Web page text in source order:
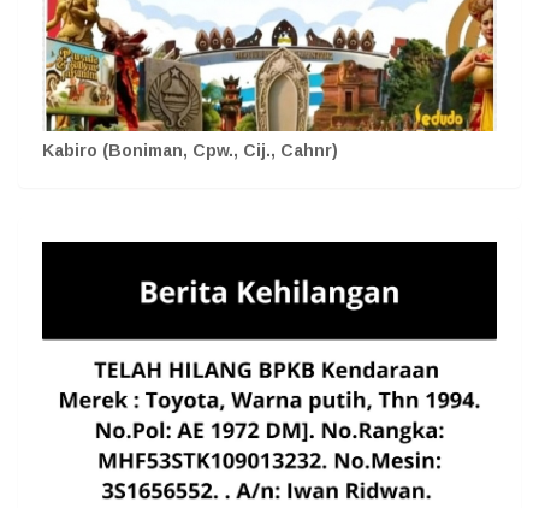
Kabiro (Boniman, Cpw., Cij., Cahnr)